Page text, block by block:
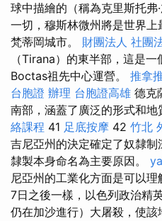
球中描繪的（稱為克里斯托弗
一切，穆斯林微州將是世界
梵蒂岡城市。 財團法人 社團
（Tirana）的東半部，這是
Boctas祖先中心運營。 推拿
台胞證 辦理 台胞證高雄 德克
南部，涵蓋了廣泛的形式和
絡課程 41 足底按摩 42 竹北
吉尼亞州的決定確定了奴隸
隸製本身命名為主要原因。
尼亞州的工業化方面是可以理
7日之後一樣，以色列政治精
仍在加沙進行）大屠殺，使